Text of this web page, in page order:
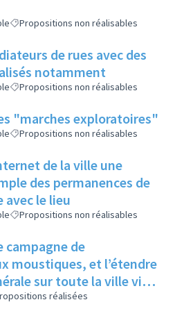
Propositions non réalisables
de rues avec des
notamment
Propositions non réalisables
"marches exploratoires"
Propositions non réalisables
de la ville une
des permanences de
avec le lieu
Propositions non réalisables
campagne de
moustiques, et l’étendre
sur toute la ville via
et canaux de diffusion
réalisées